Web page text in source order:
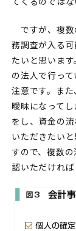
ですが、複数
務調査が入る
たいと思いま
の法人で行っ
注意です。ま
曖昧になって
をし、資金の
いただきたい
すので、複数
認いただければ